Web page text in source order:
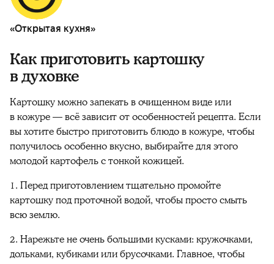
«Открытая кухня»
Как приготовить картошку
в духовке
Картошку можно запекать в очищенном виде или
в кожуре — всё зависит от особенностей рецепта. Если
вы хотите быстро приготовить блюдо в кожуре, чтобы
получилось особенно вкусно, выбирайте для этого
молодой картофель с тонкой кожицей.
1. Перед приготовлением тщательно промойте
картошку под проточной водой, чтобы просто смыть
всю землю.
2. Нарежьте не очень большими кусками: кружочками,
дольками, кубиками или брусочками. Главное, чтобы